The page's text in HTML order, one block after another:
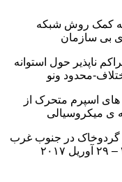
به کمک روش شبکه
بی سازمان
ناپذیر حول استوانه
محدود ونو
اسپرم متحرک از
ی میکروسیالی
گردوخاک در جنوب غرب
ایران (مطالعه موردی گردوخاک ۳۰ – ۲۹ آوریل ۲۰۱۷